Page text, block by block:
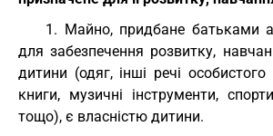
1. Майно, придбане батьками
для забезпечення розвитку,
дитини (одяг, інші речі
книги, музичні інструменти,
тощо), є власністю дитини.